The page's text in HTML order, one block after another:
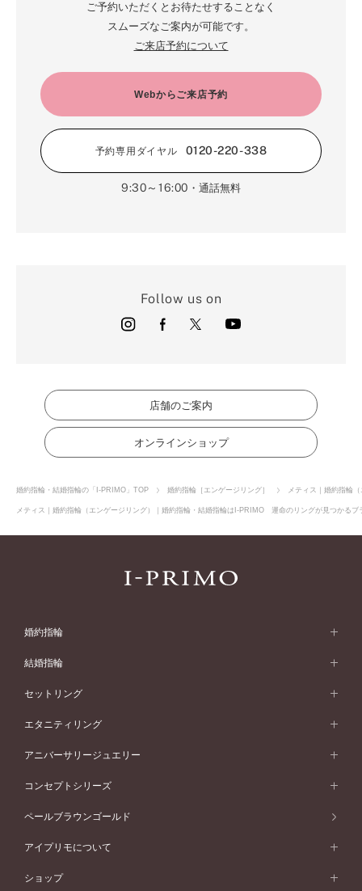
ご予約いただくとお待たせすることなく
スムーズなご案内が可能です。
ご来店予約について
Webからご来店予約
予約専用ダイヤル 0120-220-338
9:30～16:00 ・通話無料
Follow us on
店舗のご案内
オンラインショップ
婚約指輪・結婚指輪の「I-PRIMO」TOP 婚約指輪［エンゲージリング］ メティス｜婚約指輪
メティス｜婚約指輪（エンゲージリング）｜婚約指輪・結婚指輪はI-PRIMO 運命のリングが見つかる
婚約指輪
婚約指輪 (エンゲージリング)
婚約指輪一覧
ピンクゴールド
ペールブラウンゴールド
ウェーブライン
V字ライン
ワンサイドメレ
ダブルサイドメレ
フェミニン
モード
50万円台～
40万円台～
婚約指輪 人気ランキング
結婚指輪
結婚指輪 (マリッジリング)
結婚指輪一覧
ピンクゴールド
ペールブラウンゴールド
ウェーブライン
V字ライン
ワンメレ
セベラルメレ
フェミニン
50万円～
セットリング
セットリング
セットリング一覧
ピンクゴールド
ペールブラウンゴールド
エタニティリング
エタニティリング
エタニティリング一覧
ピンクゴールド
アニバーサリージュエリー
アニバーサリージュエリー
アニバーサリージュエリー一覧
ファッションリング
コンセプトシリーズ
コンセプトシリーズ
オリジンビリーフ
ペールブラウンゴールド
アイプリモについて
アイプリモについて
ショップ